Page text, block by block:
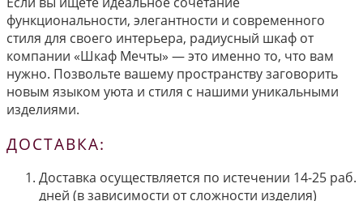
функциональности, элегантности и современного
стиля для своего интерьера, радиусный шкаф от
компании «Шкаф Мечты» — это именно то, что вам
нужно. Позвольте вашему пространству заговорить
новым языком уюта и стиля с нашими уникальными
изделиями.
ДОСТАВКА:
Доставка осуществляется по истечении 14-25 раб.
дней (в зависимости от сложности изделия)